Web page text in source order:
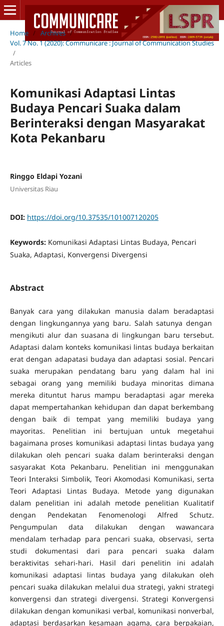
Home / Archives /
Vol. 7 No. 1 (2020): Communicare : Journal of Communication Studies
/
Articles
Komunikasi Adaptasi Lintas
Budaya Pencari Suaka dalam
Berinteraksi dengan Masyarakat
Kota Pekanbaru
Ringgo Eldapi Yozani
Universitas Riau
DOI: https://doi.org/10.37535/101007120205
Keywords: Komunikasi Adaptasi Lintas Budaya, Pencari
Suaka, Adaptasi, Konvergensi Divergensi
Abstract
Banyak cara yang dilakukan manusia dalam beradaptasi
dengan lingkungannya yang baru. Salah satunya dengan
mengikuti alur dan suasana di lingkungan baru tersebut.
Adaptasi dalam konteks komunikasi lintas budaya berkaitan
erat dengan adapatasi budaya dan adaptasi sosial. Pencari
suaka merupakan pendatang baru yang dalam hal ini
sebagai orang yang memiliki budaya minoritas dimana
mereka dituntut harus mampu beradaptasi agar mereka
dapat mempertahankan kehidupan dan dapat berkembang
dengan baik di tempat yang memiliki budaya yang
mayoritas. Penelitian ini bertujuan untuk megetahui
bagaimana proses komunikasi adaptasi lintas budaya yang
dilakukan oleh pencari suaka dalam berinteraksi dengan
sasyarakat Kota Pekanbaru. Penelitian ini menggunakan
Teori Interaksi Simbolik, Teori Akomodasi Komunikasi, serta
Teori Adaptasi Lintas Budaya. Metode yang digunakan
dalam penelitian ini adalah metode penelitian Kualitatif
dengan Pendekatan Fenomenologi Alfred Schutz.
Pengumpulan data dilakukan dengan wawancara
mendalam terhadap para pencari suaka, observasi, serta
studi dokumentasi dari para pencari suaka dalam
beraktivitas sehari-hari. Hasil dari penelitin ini adalah
komunikasi adaptasi lintas budaya yang dilakukan oleh
pencari suaka dilakukan melalui dua strategi, yakni strategi
konvergensi dan strategi divergensi. Strategi Konvergensi
dilakukan dengan komunikasi verbal, komunikasi nonverbal,
adaptasi berdasarkan kesamaan agama, cara berpakaian,